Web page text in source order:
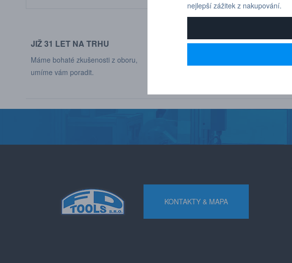
JIŽ 31 LET NA TRHU
Máme bohaté zkušenosti z oboru,
umíme vám poradit.
DODÁVÁME DO 600+ FIREM
KONTAKTY & MAPA
nejlepší zážitek z nakupování.